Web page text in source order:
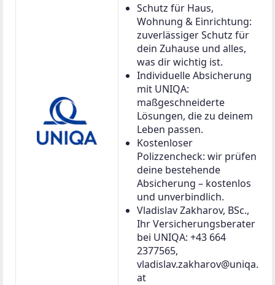
Schutz für Haus,
Wohnung & Einrichtung:
zuverlässiger Schutz für
dein Zuhause und alles,
was dir wichtig ist.
Individuelle Absicherung
mit UNIQA:
maßgeschneiderte
Lösungen, die zu deinem
Leben passen.
Kostenloser
Polizzencheck: wir prüfen
deine bestehende
Absicherung – kostenlos
und unverbindlich.
Vladislav Zakharov, BSc.,
Ihr Versicherungsberater
bei UNIQA: +43 664
2377565,
vladislav.zakharov@uniqa.
at